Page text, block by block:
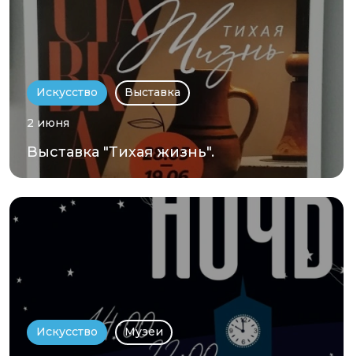
Искусство Выставка
2 июня
Выставка "Тихая жизнь".
Искусство Музеи